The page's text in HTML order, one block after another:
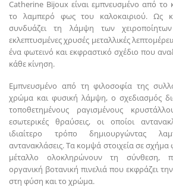
Catherine Bijoux είναι εμπνευσμένο από
το λαμπερό φως του καλοκαιριού. Ως
συνδυάζει τη λάμψη των
εκλεπτυσμένες χρυσές μεταλλικές
ένα φωτεινό και εκφραστικό σχέδιο που
κάθε κίνηση.
Εμπνευσμένο από τη φιλοσοφία της
χρώμα και φυσική λάμψη, ο σχεδιασμός
τοποθετημένους ραγισμένους
εσωτερικές θραύσεις, οι οποίοι
ιδιαίτερο τρόπο δημιουργώντας
αντανακλάσεις. Τα κομψά στοιχεία σε
μέταλλο ολοκληρώνουν τη σύνθεση,
οργανική βοτανική πινελιά που εκφράζει
στη φύση και το χρώμα.